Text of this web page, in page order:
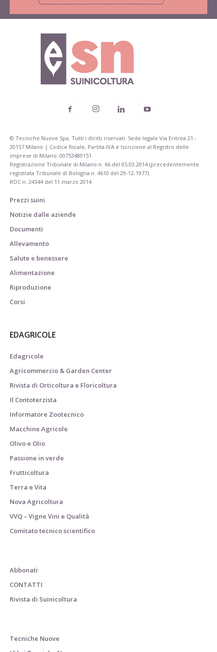
© Tecniche Nuove Spa. Tutti i diritti riservati. Sede legale Via Eritrea 21 -
20157 Milano | Codice fiscale, Partita IVA e Iscrizione al Registro delle
imprese di Milano: 00753480151
Registrazione Tribunale di Milano n. 66 del 05.03.2014 (precedentemente
registrata Tribunale di Bologna n. 4610 del 29-12-1977)
ROC n. 24344 del 11 marzo 2014
Prezzi suini
Notizie dalle aziende
Documenti
Allevamento
Salute e benessere
Alimentazione
Riproduzione
Corsi
EDAGRICOLE
Edagricole
Agricommercio & Garden Center
Rivista di Orticoltura e Floricoltura
Il Contoterzista
Informatore Zootecnico
Macchine Agricole
Olivo e Olio
Passione in verde
Frutticoltura
Terra e Vita
Nova Agricoltura
VVQ – Vigne Vini e Qualità
Comitato tecnico scientifico
Abbonati
CONTATTI
Rivista di Suinicoltura
Tecniche Nuove